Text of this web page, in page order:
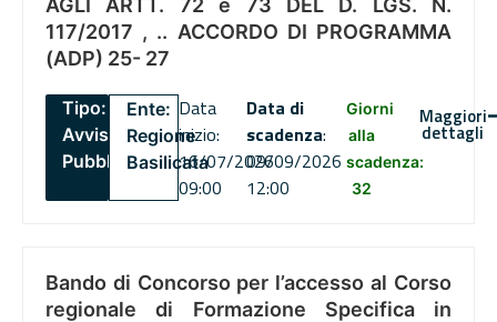
AGLI ARTT. 72 e 73 DEL D. LGS. N.
117/2017 , .. ACCORDO DI PROGRAMMA
(ADP) 25- 27
Tipo:
Avviso
Pubblico
Ente:
Regione
Basilicata
Data
inizio:
16/07/2026
09:00
Data di
scadenza:
09/09/2026
12:00
Giorni
alla
scadenza:
32
Maggiori
dettagli
Bando di Concorso per l’accesso al Corso
regionale di Formazione Specifica in